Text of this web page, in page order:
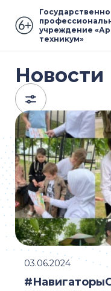
учреждение
техникум»
Новости
03.06.2024